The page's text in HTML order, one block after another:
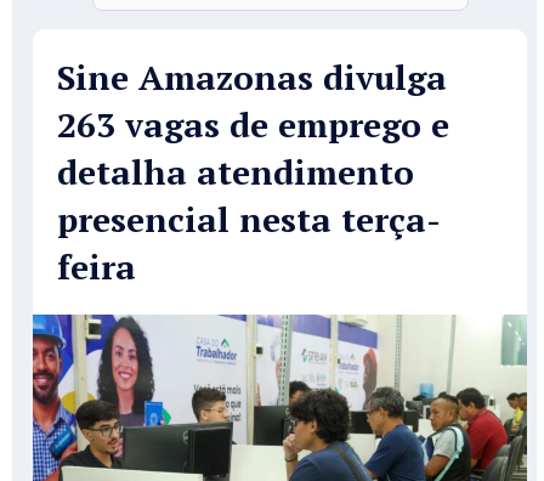
Sine Amazonas divulga
263 vagas de emprego e
detalha atendimento
presencial nesta terça-
feira